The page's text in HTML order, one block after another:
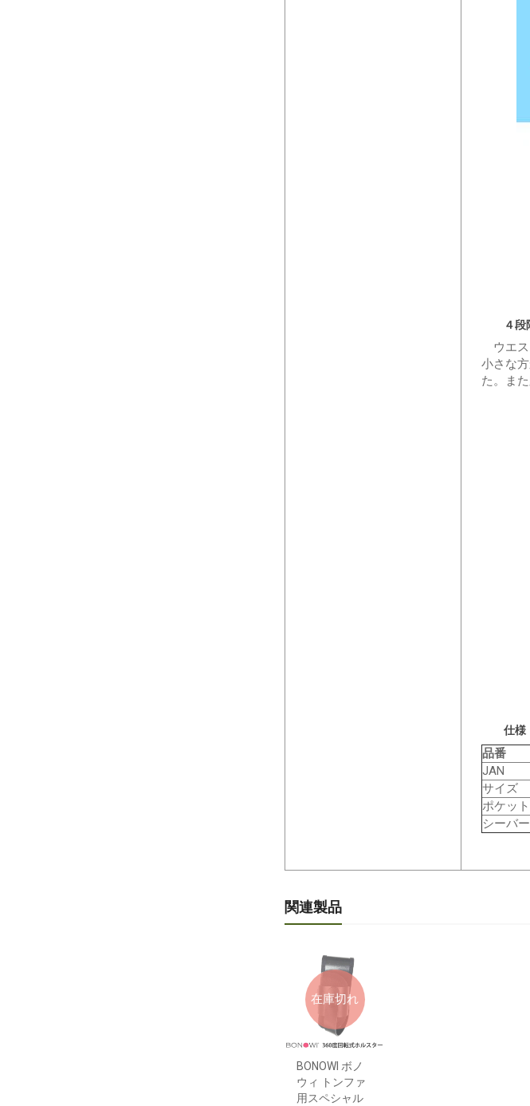
４段階
ウエス
小さな
た。ま
仕様
品番
JAN
サイズ
ポケット
シーバ
関連製品
在庫切れ
BONOWI ボノ
ウィ トンファ
用スペシャル